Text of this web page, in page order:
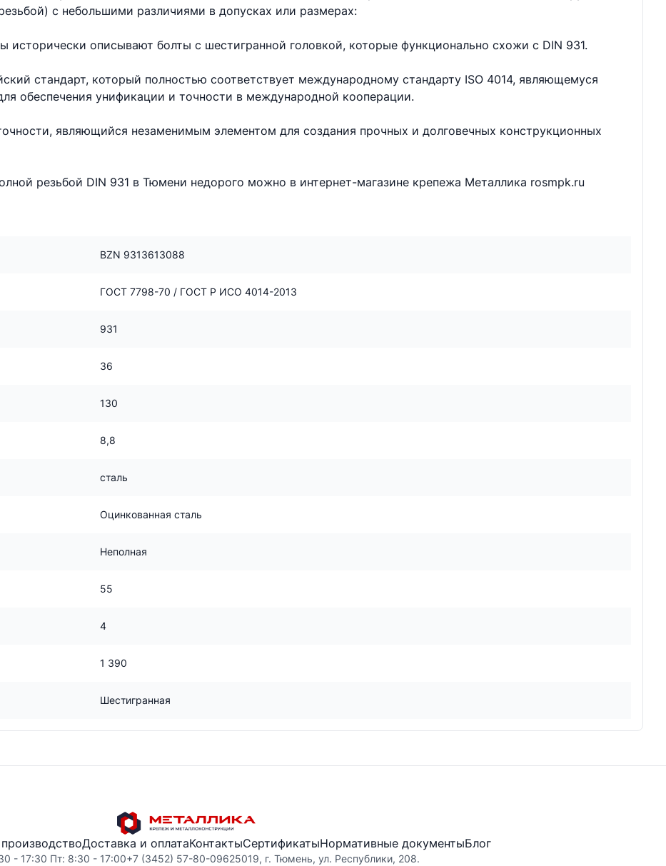
с небольшими различиями в допусках или размерах:
описывают болты с шестигранной головкой, которые функционально схожи с DIN 931.
стандарт, который полностью соответствует международному стандарту ISO 4014, являющемуся
обеспечения унификации и точности в международной кооперации.
являющийся незаменимым элементом для создания прочных и долговечных конструкционных
резьбой DIN 931 в Тюмени недорого можно в интернет-магазине крепежа Металлика rosmpk.ru
BZN 9313613088
ГОСТ 7798-70 / ГОСТ Р ИСО 4014-2013
931
36
130
8,8
сталь
Оцинкованная сталь
Неполная
55
4
1 390
Шестигранная
Доставка и оплатаКонтактыСертификатыНормативные документыБлог
- 17:30 Пт: 8:30 - 17:00+7 (3452) 57-80-09625019, г. Тюмень, ул. Республики, 208.